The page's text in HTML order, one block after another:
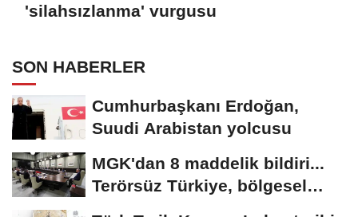
'silahsızlanma' vurgusu
SON HABERLER
Cumhurbaşkanı Erdoğan,
Suudi Arabistan yolcusu
MGK'dan 8 maddelik bildiri...
Terörsüz Türkiye, bölgesel